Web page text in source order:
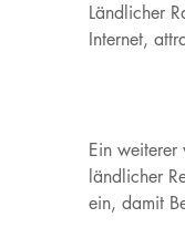
Ländlicher
Internet,
Ein weiterer
ländlicher
ein, damit